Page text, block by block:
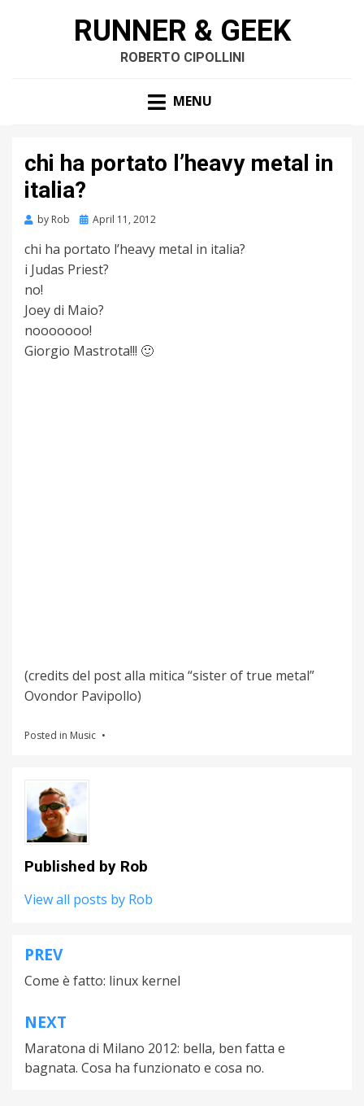
RUNNER & GEEK
ROBERTO CIPOLLINI
MENU
chi ha portato l’heavy metal in
italia?
by Rob
Posted
April 11, 2012
chi ha portato l’heavy metal in italia?
i Judas Priest?
no!
Joey di Maio?
nooooooo!
Giorgio Mastrota!!! 🙂
(credits del post alla mitica “sister of true metal”
Ovondor Pavipollo)
Posted in Music
Published by Rob
View all posts by Rob
Post
navigation
PREV
Come è fatto: linux kernel
NEXT
Maratona di Milano 2012: bella, ben fatta e
bagnata. Cosa ha funzionato e cosa no.